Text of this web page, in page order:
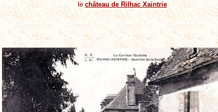
le château de Rilhac Xaintrie